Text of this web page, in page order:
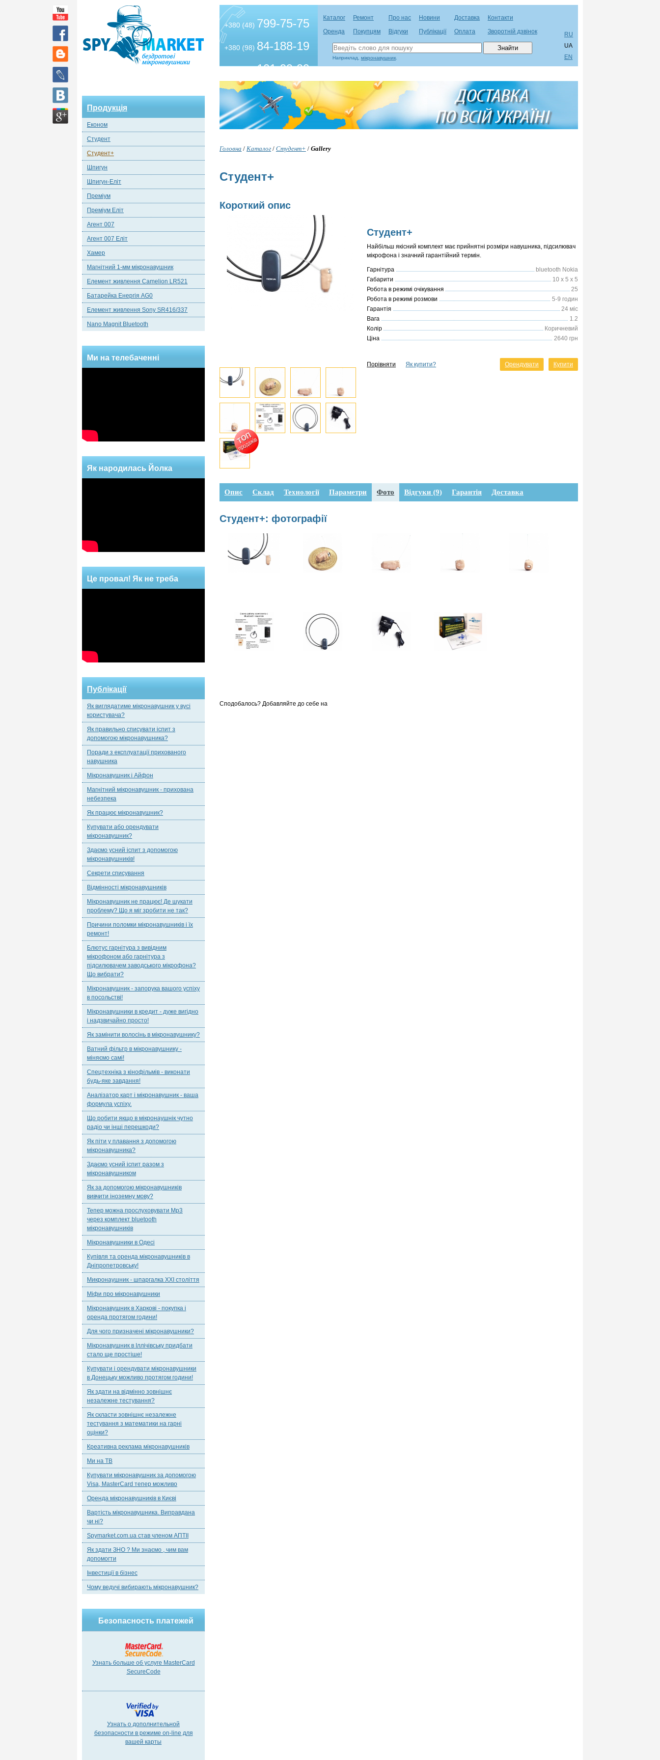
+380 (48) 799-75-75
+380 (98) 84-188-19
101-99-99
Каталог
Оренда
Ремонт
Покупцям
Про нас
Відгуки
Новини
Публікації
Доставка
Оплата
Контакти
Зворотній дзвінок
Наприклад, мікронавушник
RU
UA
EN
Продукція
Економ
Студент
Студент+
Шпигун
Шпигун-Еліт
Преміум
Преміум Еліт
Агент 007
Агент 007 Еліт
Хамер
Магнітний 1-мм мікронавушник
Елемент живлення Camelion LR521
Батарейка Енергія AG0
Елемент живлення Sony SR416/337
Nano Magnit Bluetooth
Ми на телебаченні
Як народилась Йолка
Це провал! Як не треба
Публікації
Як виглядатиме мікронавушник у вусі
користувача?
Як правильно списувати іспит з
допомогою мікронавушника?
Поради з експлуатації прихованого
навушника
Мікронавушник і Айфон
Магнітний мікронавушник - прихована
небезпека
Як працює мікронавушник?
Купувати або орендувати
мікронавушник?
Здаємо усний іспит з допомогою
мікронавушників!
Секрети списування
Відмінності мікронавушників
Мікронавушник не працює! Де шукати
проблему? Що я міг зробити не так?
Причини поломки мікронавушників і їх
ремонт!
Блютус гарнітура з вивідним
мікрофоном або гарнітура з
підсилювачем заводського мікрофона?
Що вибрати?
Мікронавушник - запорука вашого успіху
в посольстві!
Мікронавушники в кредит - дуже вигідно
і надзвичайно просто!
Як замінити волосінь в мікронавушнику?
Ватний фільтр в мікронавушнику -
міняємо самі!
Спецтехніка з кінофільмів - виконати
будь-яке завдання!
Аналізатор карт і мікронавушник - ваша
формула успіху.
Що робити якщо в мікронаушнік чутно
радіо чи інші перешкоди?
Як піти у плавання з допомогою
мікронавушника?
Здаємо усний іспит разом з
мікронавушником
Як за допомогою мікронавушників
вивчити іноземну мову?
Тепер можна прослуховувати Mp3
через комплект bluetooth
мікронавушників
Мікронавушники в Одесі
Купівля та оренда мікронавушників в
Дніпропетровську!
Микронаушник - шпаргалка XXI століття
Міфи про мікронавушники
Мікронавушник в Харкові - покупка і
оренда протягом години!
Для чого призначені мікронавушники?
Мікронавушник в Іллічівську придбати
стало ще простіше!
Купувати і орендувати мікронавушники
в Донецьку можливо протягом години!
Як здати на відмінно зовнішнє
незалежне тестування?
Як скласти зовнішнє незалежне
тестування з математики на гарні
оцінки?
Креативна реклама мікронавушників
Ми на ТВ
Купувати мікронавушник за допомогою
Visa, MasterCard тепер можливо
Оренда мікронавушників в Києві
Вартість мікронавушника. Виправдана
чи ні?
Spymarket.com.ua став членом АПТІІ
Як здати ЗНО ? Ми знаємо , чим вам
допомогти
Інвестиції в бізнес
Чому ведучі вибирають мікронавушник?
Безопасность платежей
Узнать больше об услуге MasterCard
SecureCode
Узнать о дополнительной
безопасности в режиме on-line для
вашей карты
Головна / Каталог / Студент+ / Gallery
Студент+
Короткий опис
Студент+
Найбільш якісний комплект має прийнятні розміри навушника, підсилювач
мікрофона і значний гарантійний термін.
Гарнітура
bluetooth Nokia
Габарити
10 x 5 x 5
Робота в режимі очікування
25
Робота в режимі розмови
5-9 годин
Гарантія
24 міс
Вага
1.2
Колір
Коричневий
Ціна
2640 грн
Порівняти Як купити? Купити
Орендувати
Опис Склад Технології Параметри Фото Відгуки (9) Гарантія Доставка
Студент+: фотографії
Сподобалось? Добавляйте до себе на